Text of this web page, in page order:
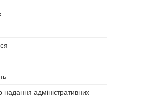
надання адміністративних